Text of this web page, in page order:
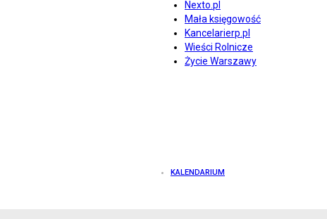
Nexto.pl
Mała księgowość
Kancelarierp.pl
Wieści Rolnicze
Życie Warszawy
KALENDARIUM